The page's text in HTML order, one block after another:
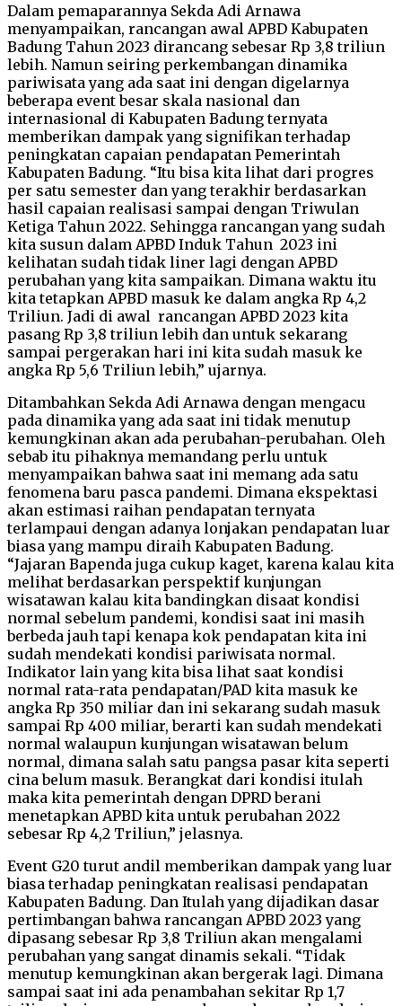
Dalam pemaparannya Sekda Adi Arnawa
menyampaikan, rancangan awal APBD Kabupaten
Badung Tahun 2023 dirancang sebesar Rp 3,8 triliun
lebih. Namun seiring perkembangan dinamika
pariwisata yang ada saat ini dengan digelarnya
beberapa event besar skala nasional dan
internasional di Kabupaten Badung ternyata
memberikan dampak yang signifikan terhadap
peningkatan capaian pendapatan Pemerintah
Kabupaten Badung. “Itu bisa kita lihat dari progres
per satu semester dan yang terakhir berdasarkan
hasil capaian realisasi sampai dengan Triwulan
Ketiga Tahun 2022. Sehingga rancangan yang sudah
kita susun dalam APBD Induk Tahun 2023 ini
kelihatan sudah tidak liner lagi dengan APBD
perubahan yang kita sampaikan. Dimana waktu itu
kita tetapkan APBD masuk ke dalam angka Rp 4,2
Triliun. Jadi di awal rancangan APBD 2023 kita
pasang Rp 3,8 triliun lebih dan untuk sekarang
sampai pergerakan hari ini kita sudah masuk ke
angka Rp 5,6 Triliun lebih,” ujarnya.
Ditambahkan Sekda Adi Arnawa dengan mengacu
pada dinamika yang ada saat ini tidak menutup
kemungkinan akan ada perubahan-perubahan. Oleh
sebab itu pihaknya memandang perlu untuk
menyampaikan bahwa saat ini memang ada satu
fenomena baru pasca pandemi. Dimana ekspektasi
akan estimasi raihan pendapatan ternyata
terlampaui dengan adanya lonjakan pendapatan luar
biasa yang mampu diraih Kabupaten Badung.
“Jajaran Bapenda juga cukup kaget, karena kalau kita
melihat berdasarkan perspektif kunjungan
wisatawan kalau kita bandingkan disaat kondisi
normal sebelum pandemi, kondisi saat ini masih
berbeda jauh tapi kenapa kok pendapatan kita ini
sudah mendekati kondisi pariwisata normal.
Indikator lain yang kita bisa lihat saat kondisi
normal rata-rata pendapatan/PAD kita masuk ke
angka Rp 350 miliar dan ini sekarang sudah masuk
sampai Rp 400 miliar, berarti kan sudah mendekati
normal walaupun kunjungan wisatawan belum
normal, dimana salah satu pangsa pasar kita seperti
cina belum masuk. Berangkat dari kondisi itulah
maka kita pemerintah dengan DPRD berani
menetapkan APBD kita untuk perubahan 2022
sebesar Rp 4,2 Triliun,” jelasnya.
Event G20 turut andil memberikan dampak yang luar
biasa terhadap peningkatan realisasi pendapatan
Kabupaten Badung. Dan Itulah yang dijadikan dasar
pertimbangan bahwa rancangan APBD 2023 yang
dipasang sebesar Rp 3,8 Triliun akan mengalami
perubahan yang sangat dinamis sekali. “Tidak
menutup kemungkinan akan bergerak lagi. Dimana
sampai saat ini ada penambahan sekitar Rp 1,7